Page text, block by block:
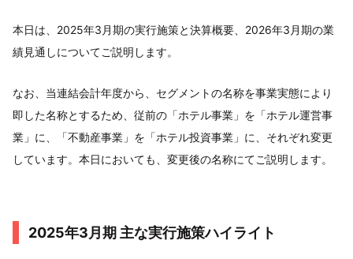
本日は、2025年3月期の実行施策と決算概要、2026年3月期の業
績見通しについてご説明します。
なお、当連結会計年度から、セグメントの名称を事業実態により
即した名称とするため、従前の「ホテル事業」を「ホテル運営事
業」に、「不動産事業」を「ホテル投資事業」に、それぞれ変更
しています。本日においても、変更後の名称にてご説明します。
2025年3月期 主な実行施策ハイライト